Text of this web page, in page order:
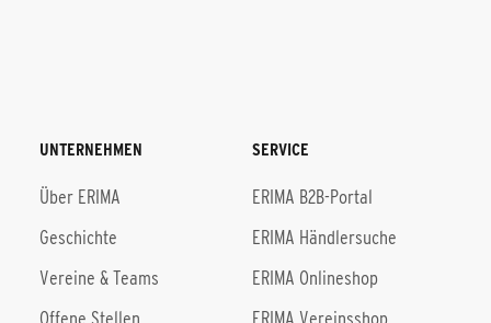
UNTERNEHMEN
Über ERIMA
Geschichte
Vereine & Teams
Offene Stellen
SERVICE
ERIMA B2B-Portal
ERIMA Händlersuche
ERIMA Onlineshop
ERIMA Vereinsshop